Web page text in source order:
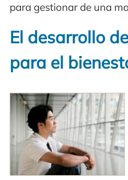
para gestionar de una
El desarrollo
para el